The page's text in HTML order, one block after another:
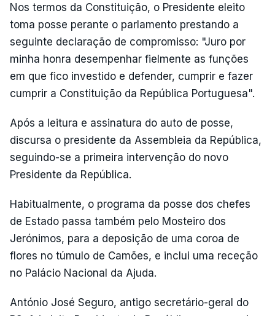
Nos termos da Constituição, o Presidente eleito
toma posse perante o parlamento prestando a
seguinte declaração de compromisso: "Juro por
minha honra desempenhar fielmente as funções
em que fico investido e defender, cumprir e fazer
cumprir a Constituição da República Portuguesa".
Após a leitura e assinatura do auto de posse,
discursa o presidente da Assembleia da República,
seguindo-se a primeira intervenção do novo
Presidente da República.
Habitualmente, o programa da posse dos chefes
de Estado passa também pelo Mosteiro dos
Jerónimos, para a deposição de uma coroa de
flores no túmulo de Camões, e inclui uma receção
no Palácio Nacional da Ajuda.
António José Seguro, antigo secretário-geral do